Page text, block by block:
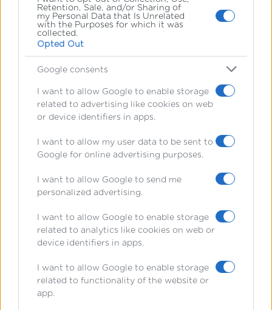
Retention, Sale, and/or Sharing of
my Personal Data that Is Unrelated
with the Purposes for which it was
collected.
Opted Out
Google consents
I want to allow Google to enable storage
related to advertising like cookies on web
or device identifiers in apps.
I want to allow my user data to be sent to
Google for online advertising purposes.
I want to allow Google to send me
personalized advertising.
I want to allow Google to enable storage
related to analytics like cookies on web or
device identifiers in apps.
I want to allow Google to enable storage
related to functionality of the website or
app.
μεταπτυχιακό πρόγραμμα σε μια
ξένη χώρα όχι μόνο διευρύνει τις
γνώσεις σου, αλλά σου ανοίγει και
νέες προοπτικές για μια διεθνή
καριέρα.
Παράλληλα, αποτελεί σημαντικό
εφόδιο για όσους επιθυμούν να
ακολουθήσουν σταδιοδρομία στη
δημόσια διοίκηση, στους
ευρωπαϊκούς θεσμούς ή να
προετοιμαστούν για την εισαγωγή
στηΔιπλωματική Ακαδημία, η οποία
αποτελεί την πύλη για το ελληνικό